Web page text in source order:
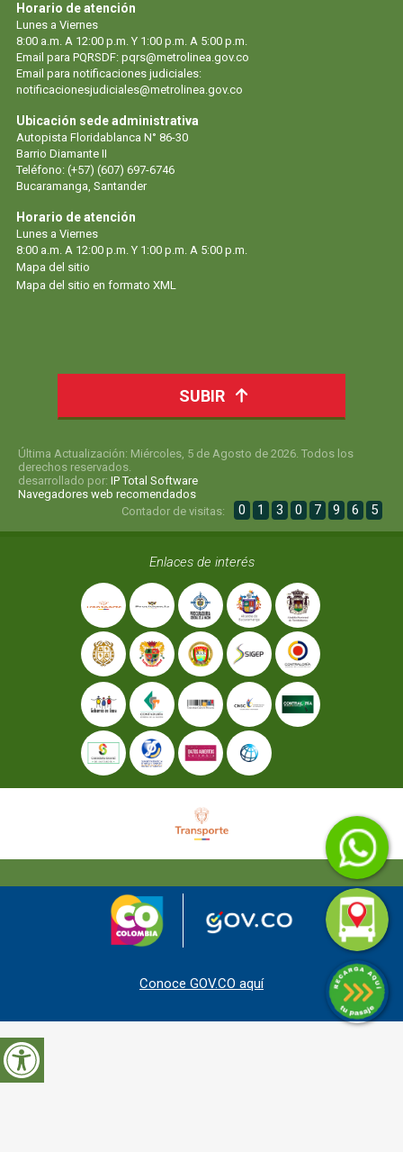
Horario de atención
Lunes a Viernes
8:00 a.m. A 12:00 p.m. Y 1:00 p.m. A 5:00 p.m.
Email para PQRSDF: pqrs@metrolinea.gov.co
Email para notificaciones judiciales:
notificacionesjudiciales@metrolinea.gov.co
Ubicación sede administrativa
Autopista Floridablanca N° 86-30
Barrio Diamante II
Teléfono: (+57) (607) 697-6746
Bucaramanga, Santander
Horario de atención
Lunes a Viernes
8:00 a.m. A 12:00 p.m. Y 1:00 p.m. A 5:00 p.m.
Mapa del sitio
Mapa del sitio en formato XML
SUBIR
Última Actualización: Miércoles, 5 de Agosto de 2026. Todos los
derechos reservados.
desarrollado por: IP Total Software
Navegadores web recomendados
Contador de visitas:
0 1 3 0 7 9 6 5
Enlaces de interés
Conoce GOV.CO aquí